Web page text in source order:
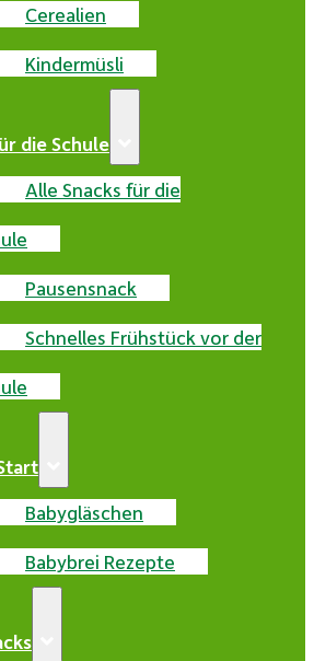
Cerealien
Kindermüsli
die Schule
Alle Snacks für die
Pausensnack
Schnelles Frühstück vor der
Babygläschen
Babybrei Rezepte